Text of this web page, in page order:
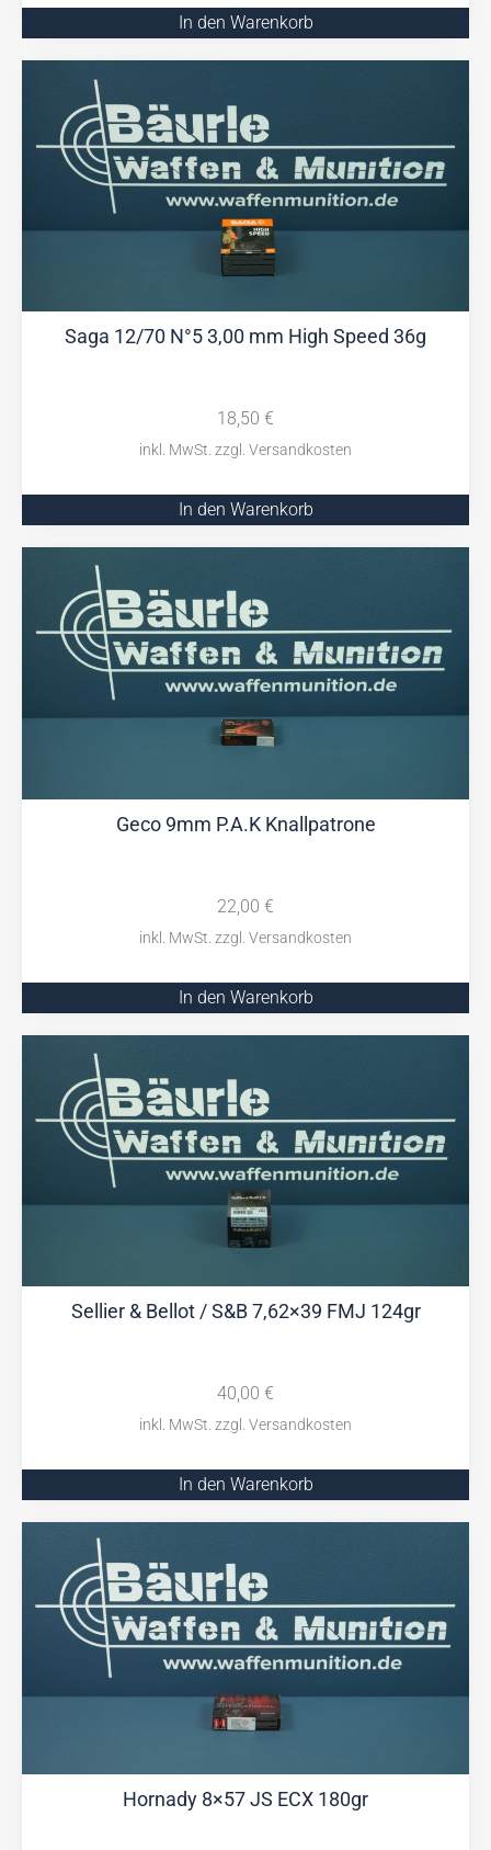
In den Warenkorb
Saga 12/70 N°5 3,00 mm High Speed 36g
18,50 €
In den Warenkorb
Geco 9mm P.A.K Knallpatrone
22,00 €
In den Warenkorb
Sellier & Bellot / S&B 7,62×39 FMJ 124gr
40,00 €
In den Warenkorb
Hornady 8×57 JS ECX 180gr